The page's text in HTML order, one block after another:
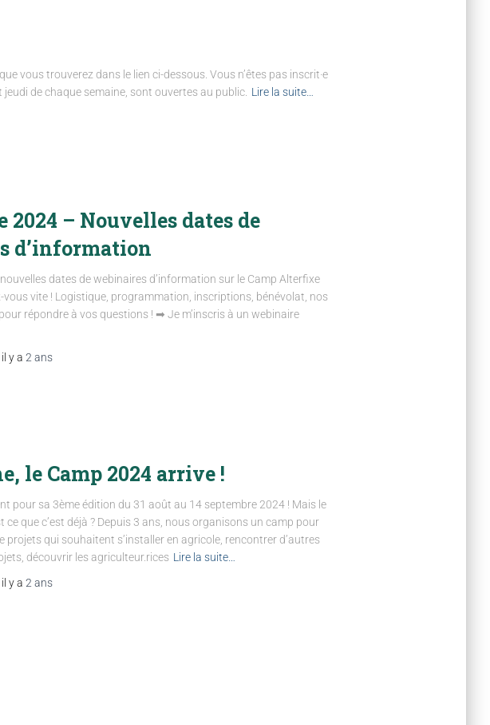
vous trouverez dans le lien ci-dessous. Vous n’êtes pas inscrit·e
de chaque semaine, sont ouvertes au public. Lire la suite…
2024 – Nouvelles dates de
d’information
dates de webinaires d’information sur le Camp Alterfixe
vous vite ! Logistique, programmation, inscriptions, bénévolat, nos
répondre à vos questions ! ➡ Je m’inscris à un webinaire
il y a 2 ans
le Camp 2024 arrive !
pour sa 3ème édition du 31 août au 14 septembre 2024 ! Mais le
ce que c’est déjà ? Depuis 3 ans, nous organisons un camp pour
projets qui souhaitent s’installer en agricole, rencontrer d’autres
découvrir les agriculteur.rices Lire la suite…
il y a 2 ans